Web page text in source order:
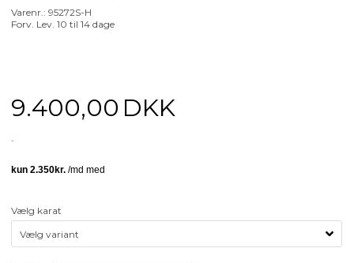
Varenr.:95272S-H
Forv. Lev. 10 til 14 dage
9.400,00 DKK
Vælg karat